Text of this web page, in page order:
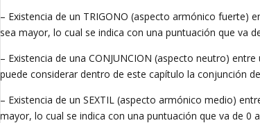
– Existencia de un TRIGONO (aspecto armónico fuerte)
sea mayor, lo cual se indica con una puntuación que va
– Existencia de una CONJUNCION (aspecto neutro)
puede considerar dentro de este capítulo la conjunción
– Existencia de un SEXTIL (aspecto armónico medio)
mayor, lo cual se indica con una puntuación que va de 0